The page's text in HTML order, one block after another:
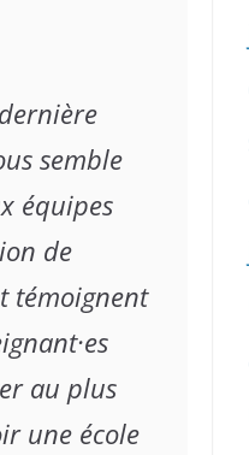
semble
équipes
de
témoignent
au plus
une école